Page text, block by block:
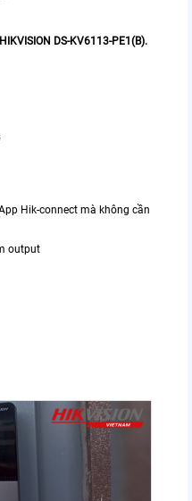
DS-KV6113-PE1(B).
Hik-connect mà không cần
output